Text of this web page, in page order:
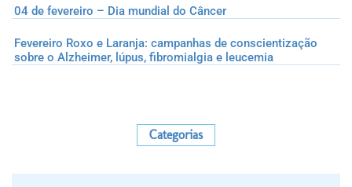
04 de fevereiro – Dia mundial do Câncer
Fevereiro Roxo e Laranja: campanhas de conscientização
sobre o Alzheimer, lúpus, fibromialgia e leucemia
Categorias